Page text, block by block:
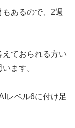
あるので、2週
ておられる方い
ます。
レベル6に付け足